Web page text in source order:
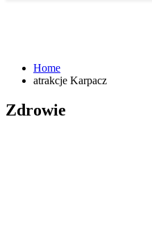
Home
atrakcje Karpacz
Zdrowie